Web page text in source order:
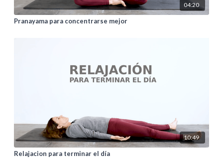
04:20
Pranayama para concentrarse mejor
10:49
Relajacion para terminar el día